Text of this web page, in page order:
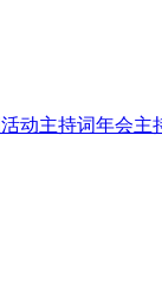
活动主持词年会主